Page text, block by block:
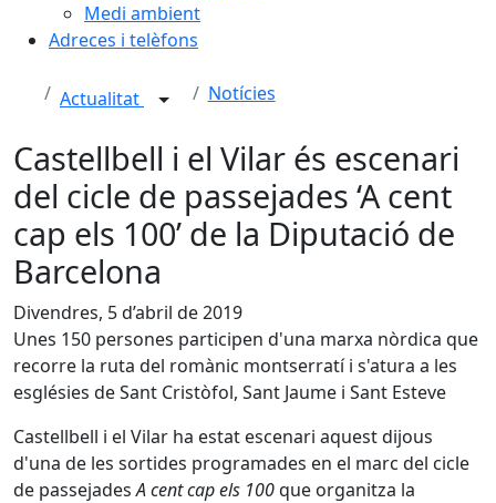
Medi ambient
Adreces i telèfons
Actualitat Notícies
Castellbell i el Vilar és escenari
del cicle de passejades ‘A cent
cap els 100’ de la Diputació de
Barcelona
Divendres, 5 d’abril de 2019
Unes 150 persones participen d'una marxa nòrdica que
recorre la ruta del romànic montserratí i s'atura a les
esglésies de Sant Cristòfol, Sant Jaume i Sant Esteve
Castellbell i el Vilar ha estat escenari aquest dijous
d'una de les sortides programades en el marc del cicle
de passejadesA cent cap els 100que organitza la